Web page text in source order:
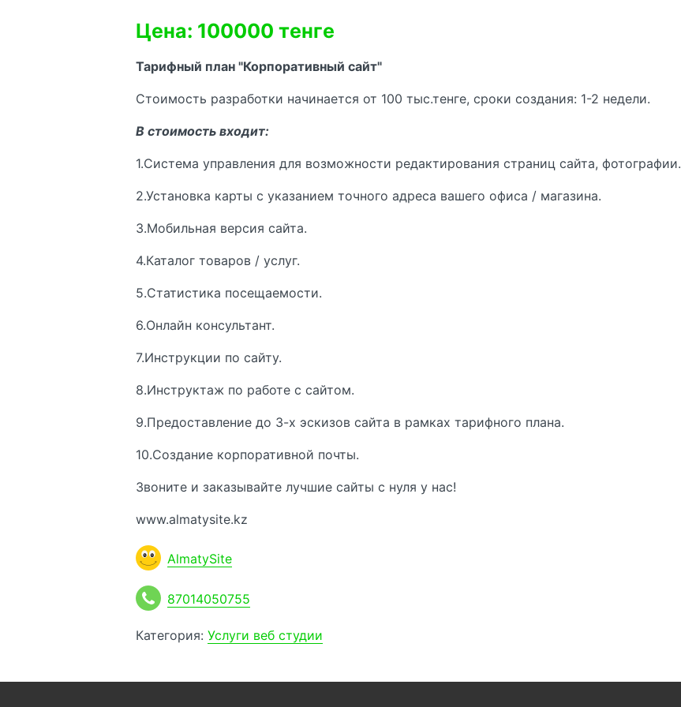
Цена: 100000 тенге
Тарифный план "Корпоративный сайт"
Стоимость разработки начинается от 100 тыс.тенге, сроки создания: 1-2 недели.
В стоимость входит:
1.Система управления для возможности редактирования страниц сайта, фотографии.
2.Установка карты с указанием точного адреса вашего офиса / магазина.
3.Мобильная версия сайта.
4.Каталог товаров / услуг.
5.Статистика посещаемости.
6.Онлайн консультант.
7.Инструкции по сайту.
8.Инструктаж по работе с сайтом.
9.Предоставление до 3-х эскизов сайта в рамках тарифного плана.
10.Создание корпоративной почты.
Звоните и заказывайте лучшие сайты с нуля у нас!
www.almatysite.kz
AlmatySite
87014050755
Категория: Услуги веб студии